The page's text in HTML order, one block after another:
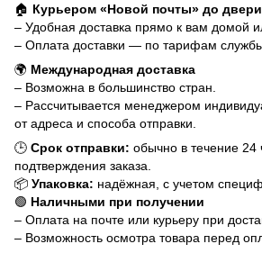
🏠 Курьером «Новой почты» до двери
– Удобная доставка прямо к вам домой
– Оплата доставки — по тарифам
🌍 Международная доставка
– Возможна в большинство стран.
– Рассчитывается менеджером
от адреса и способа отправки.
🕒 Срок отправки: обычно в течение 24
подтверждения заказа.
📦 Упаковка: надёжная, с учетом
🟢 Наличными при получении
– Оплата на почте или курьеру при
– Возможность осмотра товара перед